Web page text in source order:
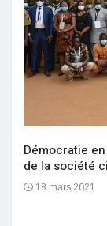
Démocratie
de la société
18 mars 2021